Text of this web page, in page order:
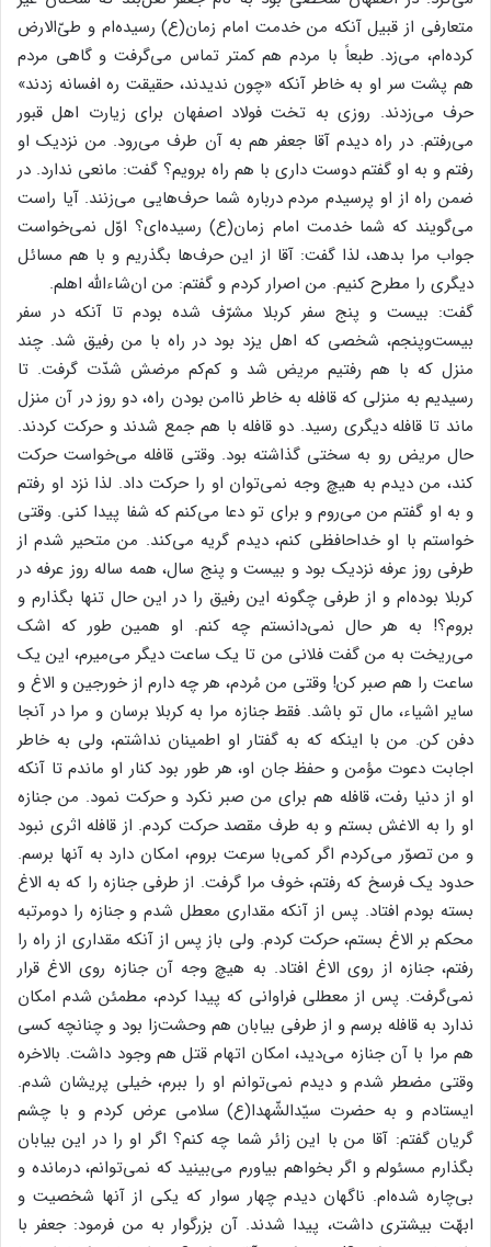
متعارفی از قبیل آنکه من خدمت امام زمان(ع) رسیده‌ام و طیّ‌الارض
کرده‌ام، می‌زد. طبعاً با مردم هم کمتر تماس می‌گرفت و گاهی مردم
هم پشت سر او به خاطر آنکه «چون ندیدند، حقیقت ره افسانه زدند»
حرف می‌زدند. روزی به تخت فولاد اصفهان برای زیارت اهل قبور
می‌رفتم. در راه دیدم آقا جعفر هم به آن طرف می‌رود. من نزدیک او
رفتم و به او گفتم دوست داری با هم راه برویم؟ گفت: مانعی ندارد. در
ضمن راه از او پرسیدم مردم درباره شما حرف‌هایی می‌زنند. آیا راست
می‌گویند که شما خدمت امام زمان(ع) رسیده‌ای؟ اوّل نمی‌خواست
جواب مرا بدهد، لذا گفت: آقا از این حرف‌ها بگذریم و با هم مسائل
دیگری را مطرح کنیم. من اصرار کردم و گفتم: من ان‌شاءالله اهلم.
گفت: بیست و پنج سفر کربلا مشرّف شده بودم تا آنکه در سفر
بیست‌وپنجم، شخصی که اهل یزد بود در راه با من رفیق شد. چند
منزل که با هم رفتیم مریض شد و کم‌کم مرضش شدّت گرفت. تا
رسیدیم به منزلی که قافله به خاطر ناامن بودن راه، دو روز در آن منزل
ماند تا قافله دیگری رسید. دو قافله با هم جمع شدند و حرکت کردند.
حال مریض رو به سختی گذاشته بود. وقتی قافله می‌خواست حرکت
کند، من دیدم به هیچ وجه نمی‌توان او را حرکت داد. لذا نزد او رفتم
و به او گفتم من می‌روم و برای تو دعا می‌کنم که شفا پیدا کنی. وقتی
خواستم با او خداحافظی کنم، دیدم گریه می‌کند. من متحیر شدم از
طرفی روز عرفه نزدیک بود و بیست و پنج سال، همه ساله روز عرفه در
کربلا بوده‌ام و از طرفی چگونه این رفیق را در این حال تنها بگذارم و
بروم؟! به هر حال نمی‌دانستم چه کنم. او همین طور که اشک
می‌ریخت به من گفت فلانی من تا یک ساعت دیگر می‌میرم، این یک
ساعت را هم صبر کن! وقتی من مُردم، هر چه دارم از خورجین و الاغ و
سایر اشیاء، مال تو باشد. فقط جنازه مرا به کربلا برسان و مرا در آنجا
دفن کن. من با اینکه که به گفتار او اطمینان نداشتم، ولی به خاطر
اجابت دعوت مؤمن و حفظ جان او، هر طور بود کنار او ماندم تا آنکه
او از دنیا رفت، قافله هم برای من صبر نکرد و حرکت نمود. من جنازه
او را به الاغش بستم و به طرف مقصد حرکت کردم. از قافله اثری نبود
و من تصوّر می‌کردم اگر کمی‌با سرعت بروم، امکان دارد به آنها برسم.
حدود یک فرسخ که رفتم، خوف مرا گرفت. از طرفی جنازه را که به الاغ
بسته بودم افتاد. پس از آنکه مقداری معطل شدم و جنازه را دومرتبه
محکم بر الاغ بستم، حرکت کردم. ولی باز پس از آنکه مقداری از راه را
رفتم، جنازه از روی الاغ افتاد. به هیچ وجه آن جنازه روی الاغ قرار
نمی‌گرفت. پس از معطلی فراوانی که پیدا کردم، مطمئن شدم امکان
ندارد به قافله برسم و از طرفی بیابان هم وحشت‌زا بود و چنانچه کسی
هم مرا با آن جنازه می‌دید، امکان اتهام قتل هم وجود داشت. بالاخره
وقتی مضطر شدم و دیدم نمی‌توانم او را ببرم، خیلی پریشان شدم.
ایستادم و به حضرت سیّدالشّهدا(ع) سلامی عرض کردم و با چشم
گریان گفتم: آقا من با این زائر شما چه کنم؟ اگر او را در این بیابان
بگذارم مسئولم و اگر بخواهم بیاورم می‌بینید که نمی‌توانم، درمانده و
بی‌چاره شده‌ام. ناگهان دیدم چهار سوار که یکی از آنها شخصیت و
ابهّت بیشتری داشت، پیدا شدند. آن بزرگوار به من فرمود: جعفر با